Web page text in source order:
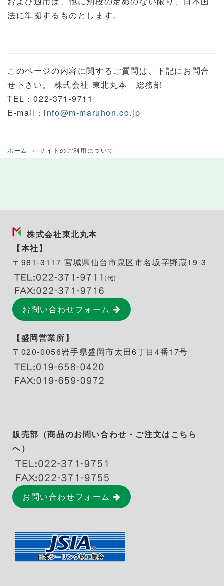
法に準拠するものとします。
このページの内容に関するご質問は、下記にお問合
せ下さい。 株式会社 東北丸本 総務部
TEL：022-371-9711
E-mail： info@m-maruhon.co.jp
ホーム サイトのご利用について
株式会社東北丸本
【本社】
〒981-3117 宮城県仙台市泉区市名坂字野蔵19-3
お問い合わせフォーム
【盛岡営業所】
〒020-0056岩手県盛岡市太田6丁目4番17号
販売部（商品のお問い合わせ・ご注文はこちら
へ）
お問い合わせフォーム